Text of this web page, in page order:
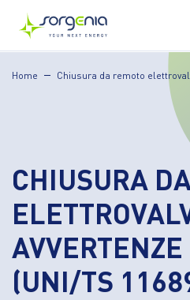
Home Chiusura da remoto
CHIUSURA
(UNI/TS